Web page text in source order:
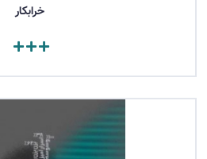
خرابکار
مشاهده کتاب